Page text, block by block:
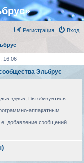
Вход
Регистрация
16:06
Эльбрус
здесь, Вы обязуетесь
аппаратным
добавление сообщений